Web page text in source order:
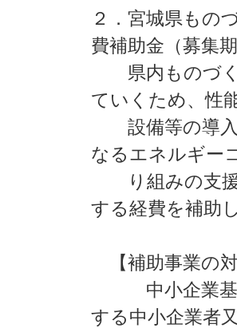
２．宮城県もの
費補助金（募集
県内ものづく
ていくため、
設備等の導入
なるエネルギ
り組みの支援
する経費を補助
【補助事業の
中小企業基本
する中小企業者